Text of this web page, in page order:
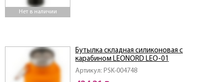
Нет в наличии
Артикул: PSK-004748
Бутылка складная силиконовая с
карабином LEONORD LEO-01